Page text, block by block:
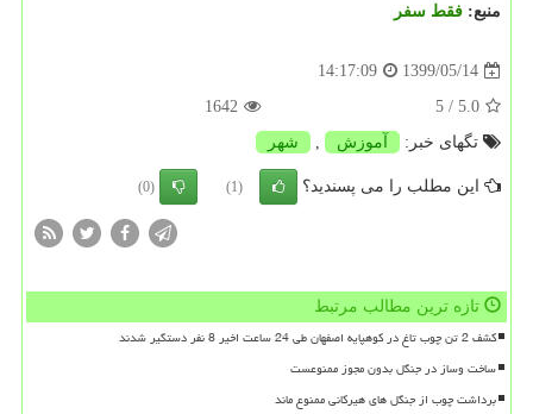
منبع: فقط سفر
1399/05/14
14:17:09
5.0
/ 5
1642
تگهای خبر:
آموزش , شهر
این مطلب را می پسندید؟ (1)
(0)
تازه ترین مطالب مرتبط
کشف 2 تن چوب تاغ در کوهپایه اصفهان طی 24 ساعت اخیر 8 نفر دستگیر شدند
ساخت وساز در جنگل بدون مجوز ممنوعست
برداشت چوب از جنگل های هیرکانی ممنوع ماند